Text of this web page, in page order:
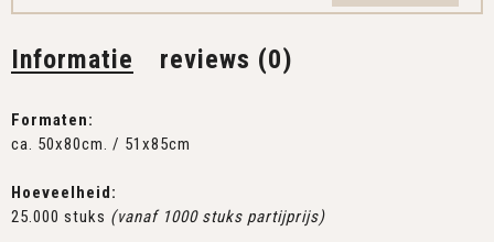
Informatie reviews (0)
Formaten:
ca. 50x80cm. / 51x85cm
Hoeveelheid:
25.000 stuks (vanaf 1000 stuks partijprijs)